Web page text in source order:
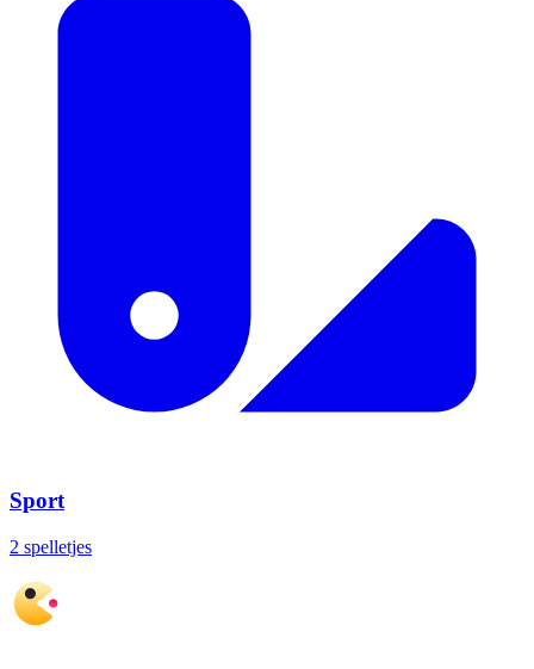
Sport
2 spelletjes